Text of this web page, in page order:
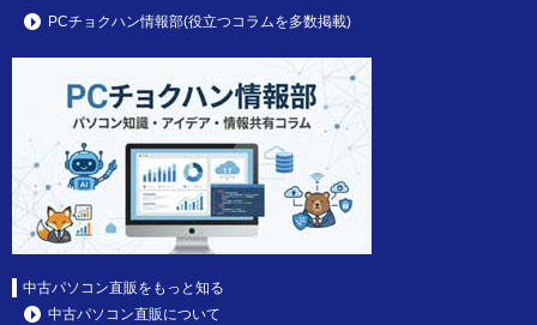
PCチョクハン情報部(役立つコラムを多数掲載)
中古パソコン直販をもっと知る
中古パソコン直販について